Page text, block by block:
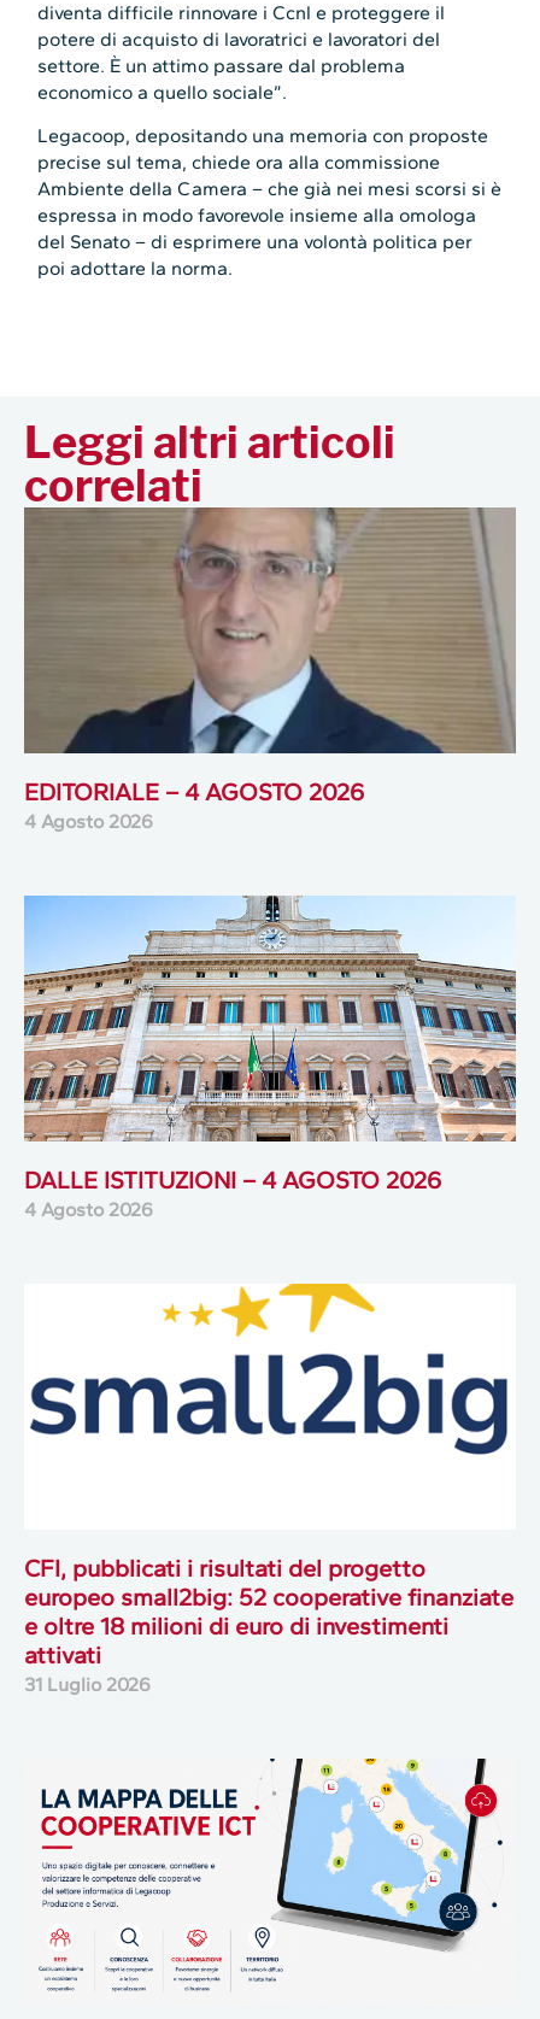
diventa difficile rinnovare i Ccnl e proteggere il
potere di acquisto di lavoratrici e lavoratori del
settore. È un attimo passare dal problema
economico a quello sociale”.
Legacoop, depositando una memoria con proposte
precise sul tema, chiede ora alla commissione
Ambiente della Camera – che già nei mesi scorsi si è
espressa in modo favorevole insieme alla omologa
del Senato – di esprimere una volontà politica per
poi adottare la norma.
Leggi altri articoli
correlati
EDITORIALE – 4 AGOSTO 2026
4 Agosto 2026
DALLE ISTITUZIONI – 4 AGOSTO 2026
4 Agosto 2026
CFI, pubblicati i risultati del progetto
europeo small2big: 52 cooperative finanziate
e oltre 18 milioni di euro di investimenti
attivati
31 Luglio 2026